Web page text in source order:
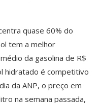
quase 60% do
tem a melhor
da gasolina de R$
hidratado é competitivo
da ANP, o preço em
na semana passada,